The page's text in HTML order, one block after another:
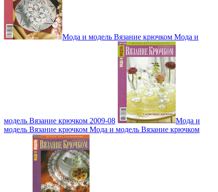
Мода и модель Вязание крючком Мода и
модель Вязание крючком 2009-08
Мода и
модель Вязание крючком Мода и модель Вязание крючком